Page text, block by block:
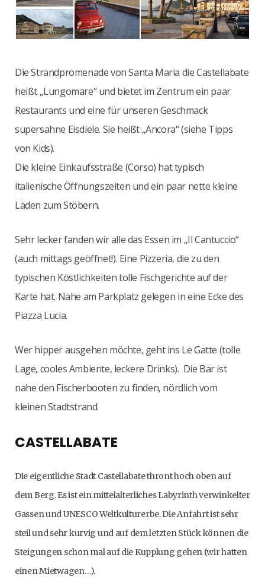
Die Strandpromenade von Santa Maria die Castellabate
heißt „Lungomare“ und bietet im Zentrum ein paar
Restaurants und eine für unseren Geschmack
supersahne Eisdiele. Sie heißt „Ancora“ (siehe Tipps
von Kids).
Die kleine Einkaufsstraße (Corso) hat typisch
italienische Öffnungszeiten und ein paar nette kleine
Läden zum Stöbern.
Sehr lecker fanden wir alle das Essen im „Il Cantuccio“
(auch mittags geöffnet!). Eine Pizzeria, die zu den
typischen Köstlichkeiten tolle Fischgerichte auf der
Karte hat. Nahe am Parkplatz gelegen in eine Ecke des
Piazza Lucia.
Wer hipper ausgehen möchte, geht ins Le Gatte (tolle
Lage, cooles Ambiente, leckere Drinks). Die Bar ist
nahe den Fischerbooten zu finden, nördlich vom
kleinen Stadtstrand.
CASTELLABATE
Die eigentliche Stadt Castellabate thront hoch oben auf
dem Berg. Es ist ein mittelalterliches Labyrinth verwinkelter
Gassen und UNESCO Weltkulturerbe. Die Anfahrt ist sehr
steil und sehr kurvig und auf dem letzten Stück können die
Steigungen schon mal auf die Kupplung gehen (wir hatten
einen Mietwagen…).